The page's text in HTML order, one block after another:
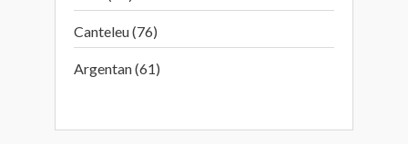
Canteleu (76)
Argentan (61)